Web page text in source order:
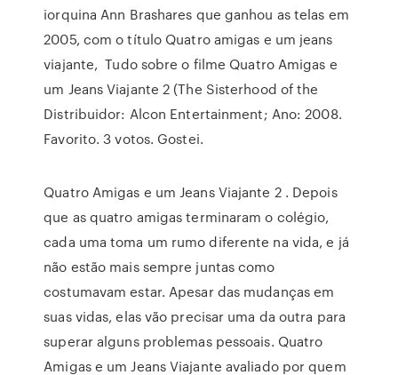
iorquina Ann Brashares que ganhou as telas em
2005, com o título Quatro amigas e um jeans
viajante, Tudo sobre o filme Quatro Amigas e
um Jeans Viajante 2 (The Sisterhood of the
Distribuidor: Alcon Entertainment; Ano: 2008.
Favorito. 3 votos. Gostei.
Quatro Amigas e um Jeans Viajante 2 . Depois
que as quatro amigas terminaram o colégio,
cada uma toma um rumo diferente na vida, e já
não estão mais sempre juntas como
costumavam estar. Apesar das mudanças em
suas vidas, elas vão precisar uma da outra para
superar alguns problemas pessoais. Quatro
Amigas e um Jeans Viajante avaliado por quem